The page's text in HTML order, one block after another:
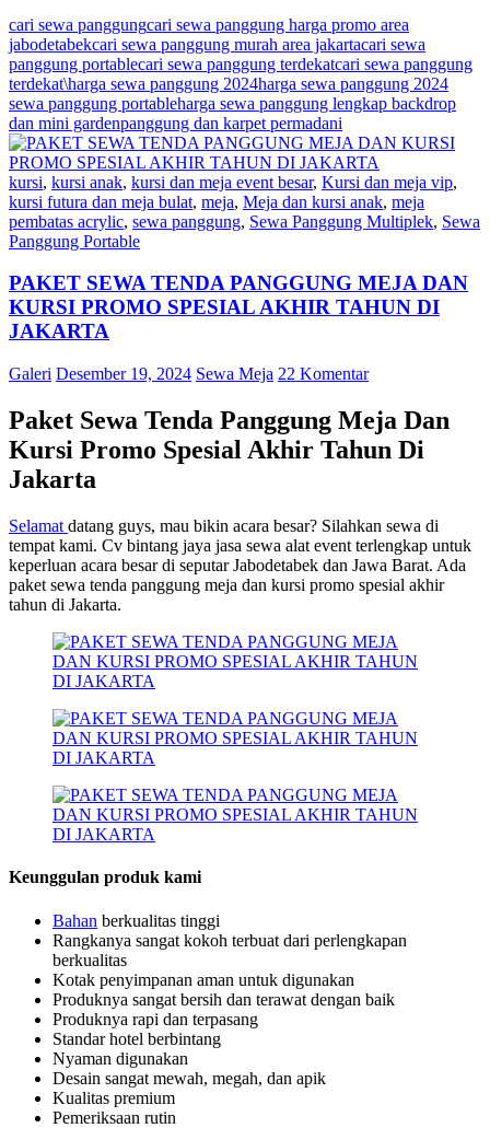
cari sewa panggungcari sewa panggung harga promo area
jabodetabekcari sewa panggung murah area jakartacari sewa
panggung portablecari sewa panggung terdekatcari sewa panggung
terdekat\harga sewa panggung 2024harga sewa panggung 2024
sewa panggung portableharga sewa panggung lengkap backdrop
dan mini gardenpanggung dan karpet permadani
kursi, kursi anak, kursi dan meja event besar, Kursi dan meja vip,
kursi futura dan meja bulat, meja, Meja dan kursi anak, meja
pembatas acrylic, sewa panggung, Sewa Panggung Multiplek, Sewa
Panggung Portable
PAKET SEWA TENDA PANGGUNG MEJA DAN
KURSI PROMO SPESIAL AKHIR TAHUN DI
JAKARTA
Galeri Desember 19, 2024 Sewa Meja 22 Komentar
Paket Sewa Tenda Panggung Meja Dan
Kursi Promo Spesial Akhir Tahun Di
Jakarta
Selamat datang guys, mau bikin acara besar? Silahkan sewa di
tempat kami. Cv bintang jaya jasa sewa alat event terlengkap untuk
keperluan acara besar di seputar Jabodetabek dan Jawa Barat. Ada
paket sewa tenda panggung meja dan kursi promo spesial akhir
tahun di Jakarta.
Keunggulan produk kami
Bahan berkualitas tinggi
Rangkanya sangat kokoh terbuat dari perlengkapan
berkualitas
Kotak penyimpanan aman untuk digunakan
Produknya sangat bersih dan terawat dengan baik
Produknya rapi dan terpasang
Standar hotel berbintang
Nyaman digunakan
Desain sangat mewah, megah, dan apik
Kualitas premium
Pemeriksaan rutin